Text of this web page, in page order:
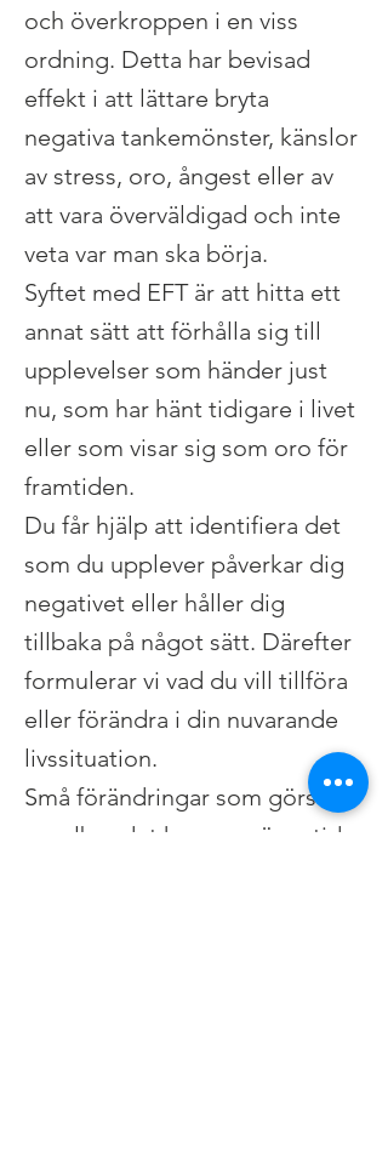
och överkroppen i en viss
ordning. Detta har bevisad
effekt i att lättare bryta
negativa tankemönster, känslor
av stress, oro, ångest eller av
att vara överväldigad och inte
veta var man ska börja.
Syftet med EFT är att hitta ett
annat sätt att förhålla sig till
upplevelser som händer just
nu, som har hänt tidigare i livet
eller som visar sig som oro för
framtiden.
Du får hjälp att identifiera det
som du upplever påverkar dig
negativet eller håller dig
tillbaka på något sätt. Därefter
formulerar vi vad du vill tillföra
eller förändra i din nuvarande
livssituation.
Små förändringar som görs
regelbundet kommer över tid